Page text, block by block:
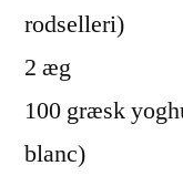
rodselleri)
2 æg
100 græsk
blanc)